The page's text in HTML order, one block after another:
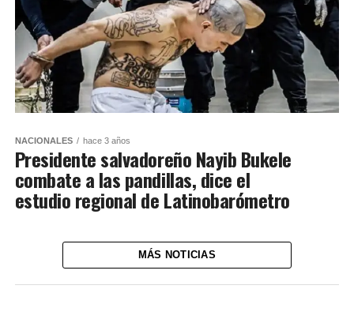
NACIONALES hace 3 años
Presidente salvadoreño Nayib Bukele
combate a las pandillas, dice el
estudio regional de Latinobarómetro
MÁS NOTICIAS